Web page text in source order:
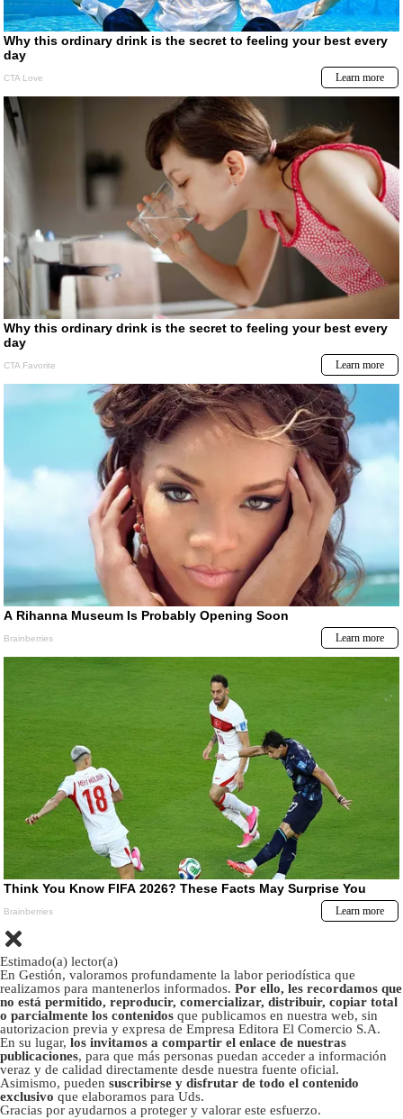
Estimado(a) lector(a)
En Gestión, valoramos profundamente la labor periodística que
realizamos para mantenerlos informados. Por ello, les recordamos que
no está permitido, reproducir, comercializar, distribuir, copiar total
o parcialmente los contenidos que publicamos en nuestra web, sin
autorizacion previa y expresa de Empresa Editora El Comercio S.A.
En su lugar, los invitamos a compartir el enlace de nuestras
publicaciones, para que más personas puedan acceder a información
veraz y de calidad directamente desde nuestra fuente oficial.
Asimismo, pueden suscribirse y disfrutar de todo el contenido
exclusivo que elaboramos para Uds.
Gracias por ayudarnos a proteger y valorar este esfuerzo.